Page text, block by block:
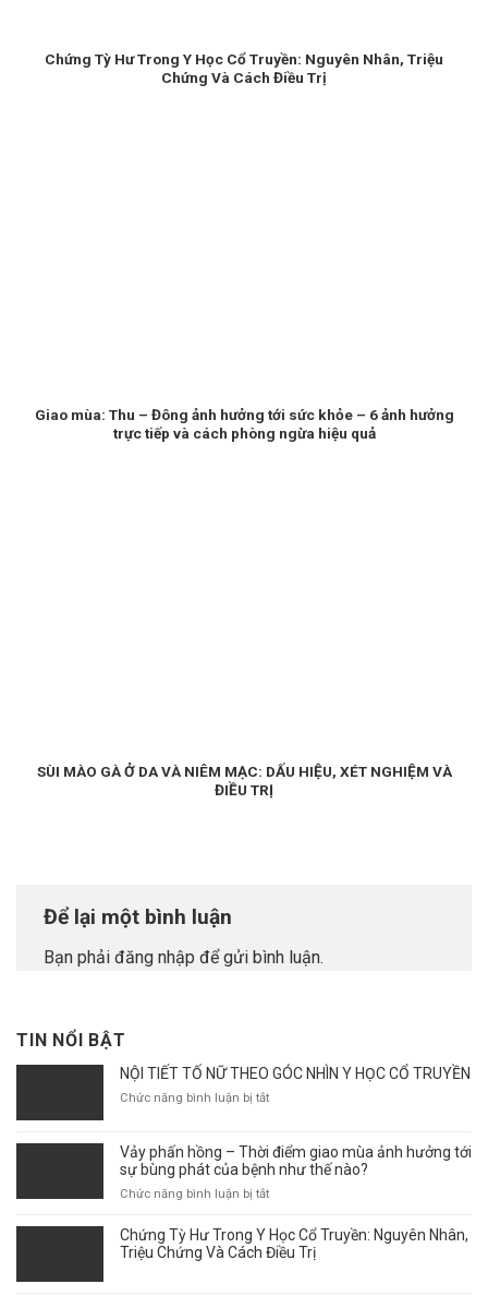
Chứng Tỳ Hư Trong Y Học Cổ Truyền: Nguyên Nhân, Triệu
Chứng Và Cách Điều Trị
Giao mùa: Thu – Đông ảnh hưởng tới sức khỏe – 6 ảnh hưởng
trực tiếp và cách phòng ngừa hiệu quả
SÙI MÀO GÀ Ở DA VÀ NIÊM MẠC: DẤU HIỆU, XÉT NGHIỆM VÀ
ĐIỀU TRỊ
Để lại một bình luận
Bạn phải đăng nhập để gửi bình luận.
TIN NỔI BẬT
NỘI TIẾT TỐ NỮ THEO GÓC NHÌN Y HỌC CỔ TRUYỀN
Chức năng bình luận bị tắtở
TỐ
NỮ
THEO
NHÌN
Y
Vảy phấn hồng – Thời điểm giao mùa ảnh hưởng tới
sự bùng phát của bệnh như thế nào?
Chức năng bình luận bị tắtở
phấn
hồng
Chứng Tỳ Hư Trong Y Học Cổ Truyền: Nguyên Nhân,
Triệu Chứng Và Cách Điều Trị